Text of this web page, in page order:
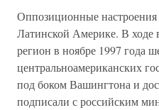
Оппозиционные настроения
Латинской Америке. В ходе
регион в ноябре 1997 года
центральноамериканских
под боком Вашингтона и
подписали с российским